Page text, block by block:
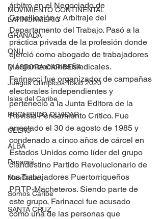
MOVIMIENTO CONTINENTAL
LATINOAMERIC
GRANADA
ONU
DIÁSPORA CARIBEÑA
Juegos Olímpicos Tokio 2020
Islas del Caribe
PROHIBIDO OLVIDAR
CELAC
ALBA
Panamá
MasCuba
Somos Caribe
SANTA CRUZ
árbitro en el Negociado de
Conciliación y Arbitraje del
Departamento del Trabajo. Pasó a la
práctica privada de la profesión donde
ejerció como abogado de trabajadores
y organizaciones sindicales.
Farinacci fue organizador de campañas
electorales independientes y
perteneció a la Junta Editora de la
Revista Pensamiento Crítico. Fue
arrestado el 30 de agosto de 1985 y
condenado a cinco años de cárcel en
Estados Unidos como líder del grupo
clandestino Partido Revolucionario de
los Trabajadores Puertorriqueños
PRTP-Macheteros. Siendo parte de
este grupo, Farinacci fue acusado
como una de las personas que